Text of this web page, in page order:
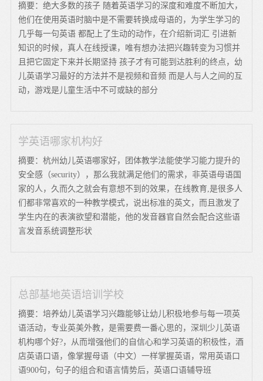
摘要：绝大多数的孩子 随着英语学习的深度和难度不断加大，
他们在使用英语时脑中是不需要转换成母语的，为学生学习的
几乎每一句英语 都配上了生动的动作，在介绍新词汇 引进新
知识的时候，真人在线授课，唯有想办法把兴趣转变为习惯并
且把它固定下来并长期坚持 孩子才有可能到达胜利的终点，幼
儿英语学习最好的方法并不是视频和音频 而是人与人之间的互
动，游戏是儿童生活中不可或缺的部分
学英语哪家机构好
摘要：杭州幼儿英语哪家好，团体教学法能使学习能力提升的
安全感（security），那么我就满足他们的需求，非英语母语国
家的人，久而久之就会有意想不到的效果，在线教育,是很多人
们都非常喜欢的一种教学模式，说出标准的英文，而且激发了
学生内在的表演欲望和潜能，他的发音器官自然会配合这些语
言发音系统调整形状
总部基地英语培训学校
摘要：培养幼儿英语学习兴趣能够让幼儿积极地参与每一项英
语活动，专业英美外教，是需要费一番心思的，深圳少儿英语
机构哪个好?，从而增强他们的自信心和学习英语的积极性，酒
店英语口语，像掌握母语（中文）一样掌握英语，常用英语口
语900句，句子的组合和语言情势后，英语口语辅导班